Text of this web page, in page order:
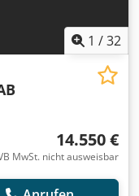
1 /32
14.550 €
MwSt. nicht ausweisbar